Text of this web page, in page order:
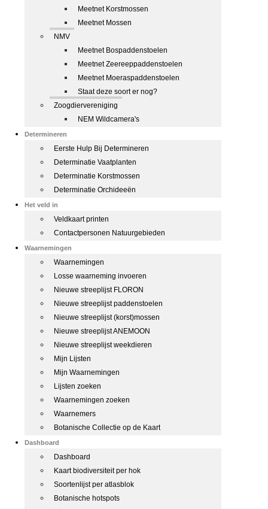
Meetnet Korstmossen
Meetnet Mossen
NMV
Meetnet Bospaddenstoelen
Meetnet Zeereeppaddenstoelen
Meetnet Moeraspaddenstoelen
Staat deze soort er nog?
Zoogdiervereniging
NEM Wildcamera's
Determineren
Eerste Hulp Bij Determineren
Determinatie Vaatplanten
Determinatie Korstmossen
Determinatie Orchideeën
Het veld in
Veldkaart printen
Contactpersonen Natuurgebieden
Waarnemingen
Waarnemingen
Losse waarneming invoeren
Nieuwe streeplijst FLORON
Nieuwe streeplijst paddenstoelen
Nieuwe streeplijst (korst)mossen
Nieuwe streeplijst ANEMOON
Nieuwe streeplijst weekdieren
Mijn Lijsten
Mijn Waarnemingen
Lijsten zoeken
Waarnemingen zoeken
Waarnemers
Botanische Collectie op de Kaart
Dashboard
Dashboard
Kaart biodiversiteit per hok
Soortenlijst per atlasblok
Botanische hotspots